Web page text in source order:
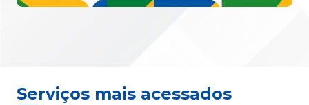
Serviços mais acessados